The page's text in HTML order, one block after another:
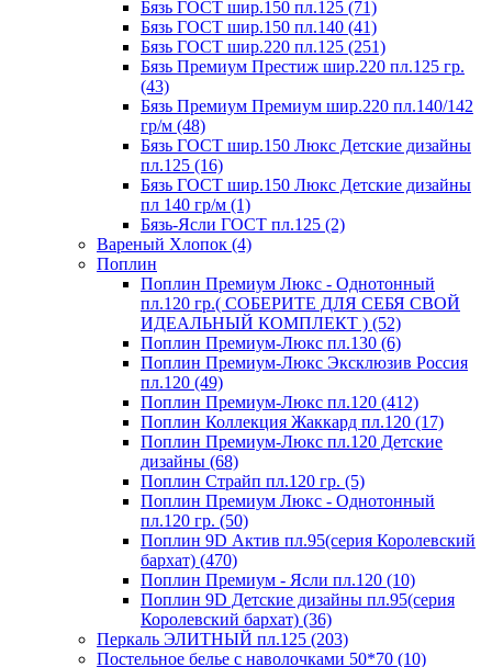
Бязь ГОСТ шир.150 пл.125 (71)
Бязь ГОСТ шир.150 пл.140 (41)
Бязь ГОСТ шир.220 пл.125 (251)
Бязь Премиум Престиж шир.220 пл.125 гр.
(43)
Бязь Премиум Премиум шир.220 пл.140/142
гр/м (48)
Бязь ГОСТ шир.150 Люкс Детские дизайны
пл.125 (16)
Бязь ГОСТ шир.150 Люкс Детские дизайны
пл 140 гр/м (1)
Бязь-Ясли ГОСТ пл.125 (2)
Вареный Хлопок (4)
Поплин
Поплин Премиум Люкс - Однотонный
пл.120 гр.( СОБЕРИТЕ ДЛЯ СЕБЯ СВОЙ
ИДЕАЛЬНЫЙ КОМПЛЕКТ ) (52)
Поплин Премиум-Люкс пл.130 (6)
Поплин Премиум-Люкс Эксклюзив Россия
пл.120 (49)
Поплин Премиум-Люкс пл.120 (412)
Поплин Коллекция Жаккард пл.120 (17)
Поплин Премиум-Люкс пл.120 Детские
дизайны (68)
Поплин Страйп пл.120 гр. (5)
Поплин Премиум Люкс - Однотонный
пл.120 гр. (50)
Поплин 9D Актив пл.95(серия Королевский
бархат) (470)
Поплин Премиум - Ясли пл.120 (10)
Поплин 9D Детские дизайны пл.95(серия
Королевский бархат) (36)
Перкаль ЭЛИТНЫЙ пл.125 (203)
Постельное белье с наволочками 50*70 (10)